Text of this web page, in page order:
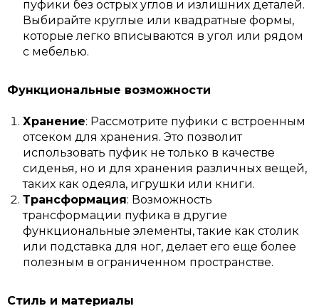
пуфики без острых углов и излишних деталей.
Выбирайте круглые или квадратные формы,
которые легко вписываются в угол или рядом
с мебелью.
Функциональные возможности
Хранение: Рассмотрите пуфики с встроенным
отсеком для хранения. Это позволит
использовать пуфик не только в качестве
сиденья, но и для хранения различных вещей,
таких как одеяла, игрушки или книги.
Трансформация: Возможность
трансформации пуфика в другие
функциональные элементы, такие как столик
или подставка для ног, делает его еще более
полезным в ограниченном пространстве.
Стиль и материалы